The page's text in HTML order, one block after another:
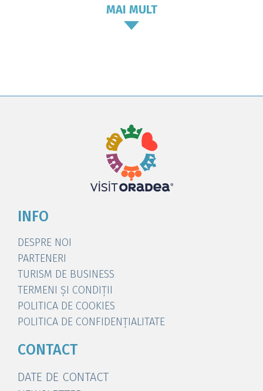
MAI MULT
INFO
DESPRE NOI
PARTENERI
TURISM DE BUSINESS
TERMENI ȘI CONDIȚII
POLITICA DE COOKIES
POLITICA DE CONFIDENȚIALITATE
CONTACT
DATE DE CONTACT